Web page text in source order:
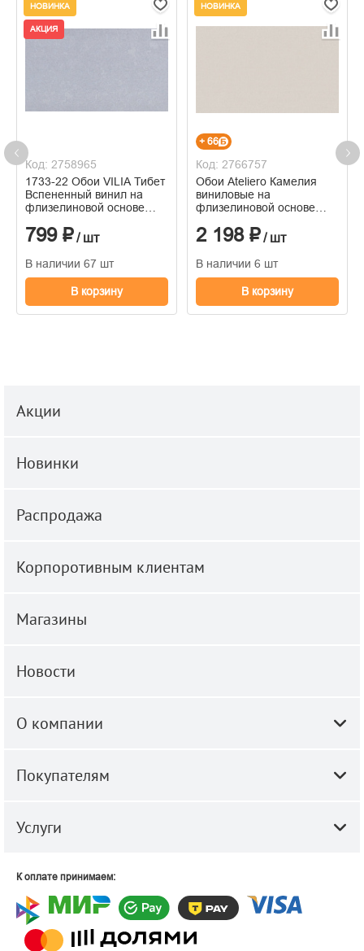
НОВИНКА
АКЦИЯ
Код: 2758965
1733-22 Обои VILIA Тибет
Вспененный винил на
флизелиновой основе
799 ₽/ шт
В наличии 67 шт
В корзину
НОВИНКА
+ 66
Код: 2766757
Обои Ateliero Камелия
виниловые на
флизелиновой основе
1,06м*10м
2 198 ₽/ шт
В наличии 6 шт
В корзину
Акции
Новинки
Распродажа
Корпоротивным клиентам
Магазины
Новости
О компании
Покупателям
Услуги
К оплате принимаем: